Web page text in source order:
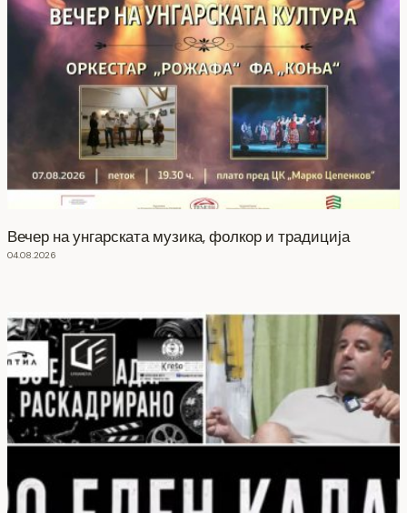
Вечер на унгарската музика, фолкор и традиција
04.08.2026